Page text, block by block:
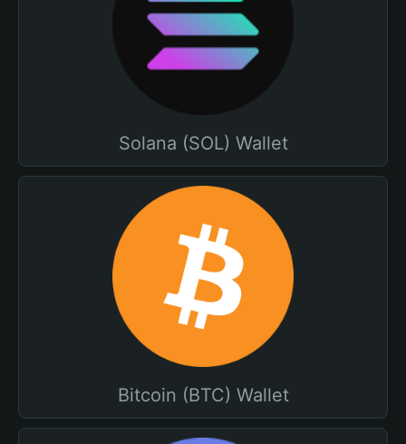
Solana (SOL) Wallet
Bitcoin (BTC) Wallet